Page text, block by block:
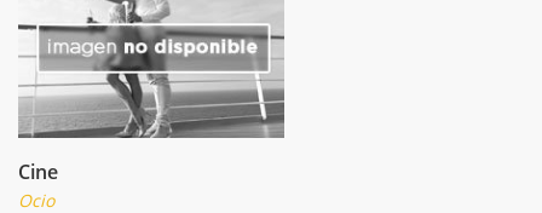
Cine
Ocio